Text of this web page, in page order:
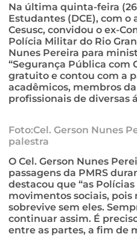
Na última quinta-feira
Estudantes (DCE), com o
Cesusc, convidou o ex-
Polícia Militar do Rio
Nunes Pereira para
“Segurança Pública com
gratuito e contou com a
acadêmicos, membros
profissionais de diversas
Foto:Cel. Gerson Nunes
palestra
O Cel. Gerson Nunes
passagens da PMRS
destacou que “as
movimentos sociais,
sobrevive sem eles.
continuar assim. É
entre as partes, a fim de